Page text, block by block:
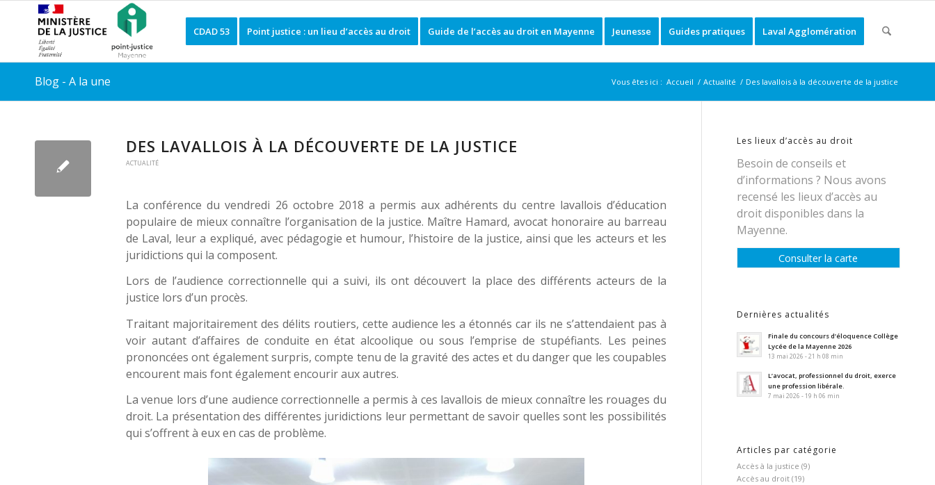
CDAD 53 Point justice : un lieu d’accès au droit Guide de l’accès au droit en Mayenne Jeunesse Guides pratiques Laval Agglomération
Blog - A la une Vous êtes ici : Accueil / Actualité / Des lavallois à la découverte de la justice
DES LAVALLOIS À LA DÉCOUVERTE DE LA JUSTICE
ACTUALITÉ
La conférence du vendredi 26 octobre 2018 a permis aux adhérents du centre lavallois d’éducation
populaire de mieux connaître l’organisation de la justice. Maître Hamard, avocat honoraire au barreau
de Laval, leur a expliqué, avec pédagogie et humour, l’histoire de la justice, ainsi que les acteurs et les
juridictions qui la composent.
Lors de l’audience correctionnelle qui a suivi, ils ont découvert la place des différents acteurs de la
justice lors d’un procès.
Traitant majoritairement des délits routiers, cette audience les a étonnés car ils ne s’attendaient pas à
voir autant d’affaires de conduite en état alcoolique ou sous l’emprise de stupéfiants. Les peines
prononcées ont également surpris, compte tenu de la gravité des actes et du danger que les coupables
encourent mais font également encourir aux autres.
La venue lors d’une audience correctionnelle a permis à ces lavallois de mieux connaître les rouages du
droit. La présentation des différentes juridictions leur permettant de savoir quelles sont les possibilités
qui s’offrent à eux en cas de problème.
Les lieux d’accès au droit
Besoin de conseils et
d’informations ? Nous avons
recensé les lieux d’accès au
droit disponibles dans la
Mayenne.
Consulter la carte
Dernières actualités
Finale du concours d’éloquence Collège
Lycée de la Mayenne 2026
13 mai 2026 - 21 h 08 min
L’avocat, professionnel du droit, exerce
une profession libérale.
7 mai 2026 - 19 h 06 min
Articles par catégorie
Accès à la justice (9)
Accès au droit(19)